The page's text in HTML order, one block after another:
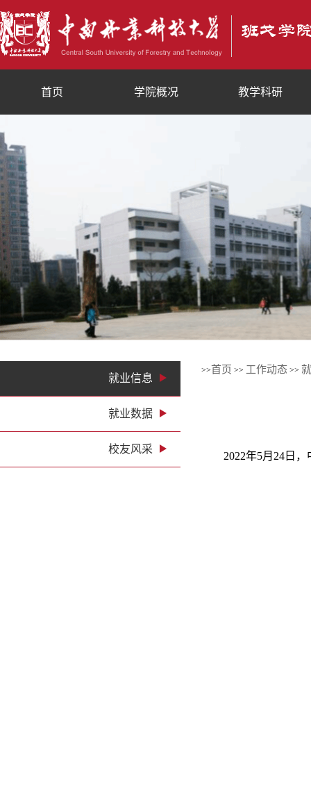
首页 学院概况 教学科研
就业信息
就业数据
校友风采
>>首页 >> 工作动态 >>
2022年5月24日